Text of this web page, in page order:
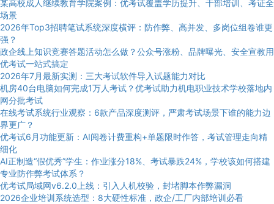
某高校成人继续教育学院案例：优考试覆盖学历提升、干部培训、考证全
场景
2026年Top3招聘笔试系统深度横评：防作弊、高并发、多岗位组卷谁更
强？
政企线上知识竞赛答题活动怎么做？公众号涨粉、品牌曝光、安全宣教用
优考试一站式搞定
2026年7月最新实测：三大考试软件导入试题能力对比
机房40台电脑如何完成1万人考试？优考试助力机电职业技术学校落地内
网分批考试
在线考试系统行业观察：6款产品深度测评，严肃考试场景下谁的能力边
界更广？
优考试6月功能更新：AI阅卷计费重构+单题限时作答，考试管理走向精
细化
AI正制造“假优秀”学生：作业涨分18%、考试暴跌24%，学校该如何搭建
专业防作弊考试体系？
优考试局域网v6.2.0上线：引入人机校验，封堵脚本作弊漏洞
2026企业培训系统选型：8大硬性标准，政企/工厂内部培训必看